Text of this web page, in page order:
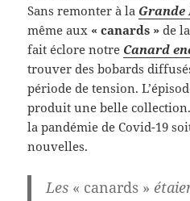
Sans remonter à la Grande
même aux « canards » de
fait éclore notre Canard
trouver des bobards
période de tension.
produit une belle
la pandémie de Covid-19
nouvelles.
Les « canards »